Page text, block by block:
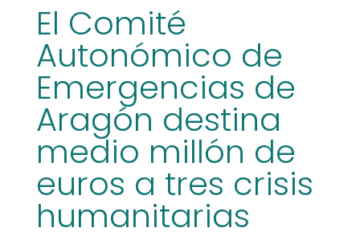
El Comité
Autonómico de
Emergencias de
Aragón destina
medio millón de
euros a tres crisis
humanitarias